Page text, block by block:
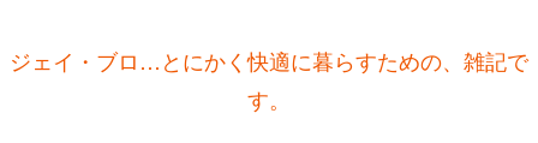
ジェイ・ブロ…とにかく快適に暮らすための、雑記で
す。